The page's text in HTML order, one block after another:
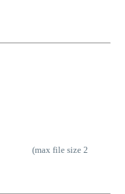
(max file size 2